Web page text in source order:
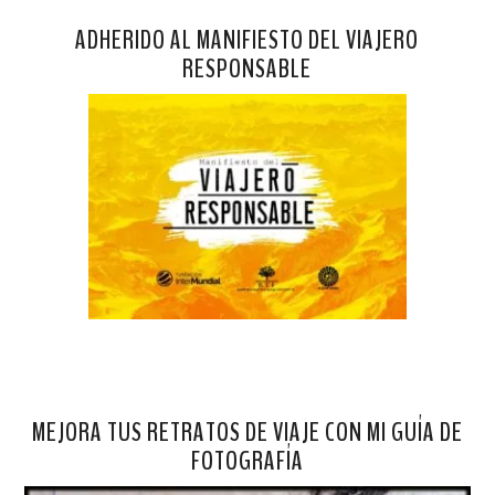
ADHERIDO AL MANIFIESTO DEL VIAJERO
RESPONSABLE
MEJORA TUS RETRATOS DE VIAJE CON MI GUÍA DE
FOTOGRAFÍA